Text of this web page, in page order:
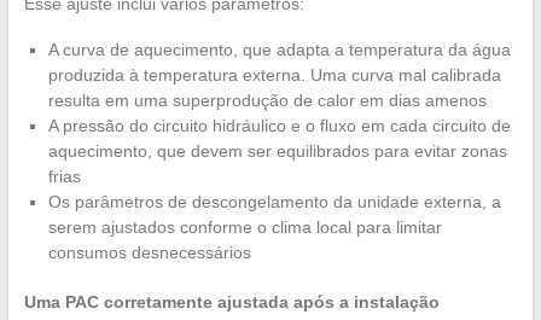
Esse ajuste inclui vários parâmetros:
A curva de aquecimento, que adapta a temperatura da água
produzida à temperatura externa. Uma curva mal calibrada
resulta em uma superprodução de calor em dias amenos
A pressão do circuito hidráulico e o fluxo em cada circuito de
aquecimento, que devem ser equilibrados para evitar zonas
frias
Os parâmetros de descongelamento da unidade externa, a
serem ajustados conforme o clima local para limitar
consumos desnecessários
Uma PAC corretamente ajustada após a instalação